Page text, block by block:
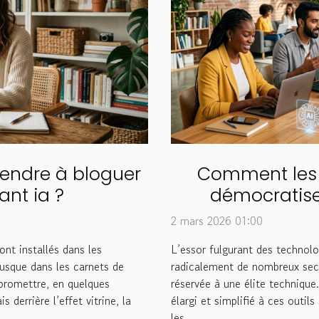
à bloguer
ia ?
installés dans les
dans les carnets de
en quelques
derrière l’effet vitrine, la
Comment
2 mars 2026 01:00
L’essor fulgurant des
radicalement de nombreux
réservée à une élite
élargi et simplifié à ces outils